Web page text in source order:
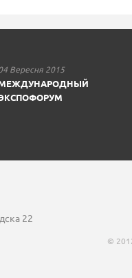
Вересня 2015
22
©